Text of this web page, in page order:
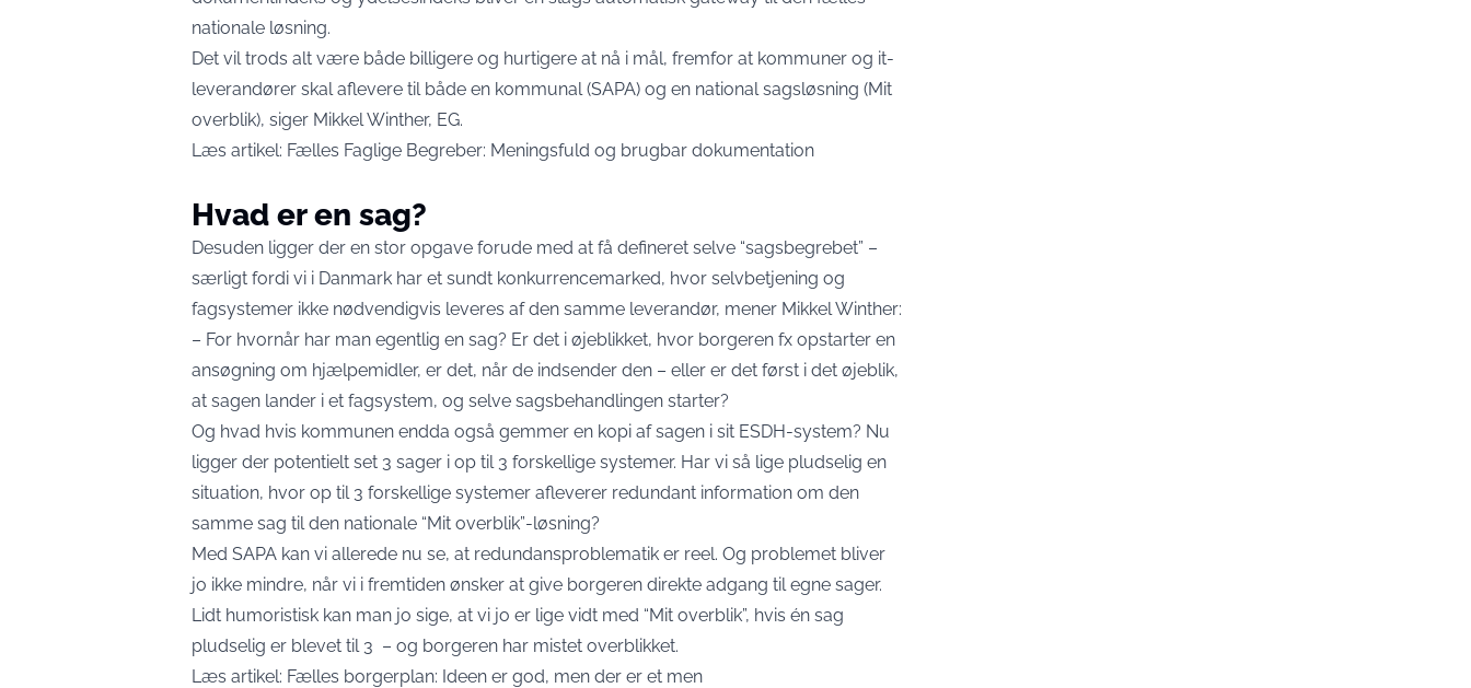
nationale løsning.
Det vil trods alt være både billigere og hurtigere at nå i mål, fremfor at kommuner og it-
leverandører skal aflevere til både en kommunal (SAPA) og en national sagsløsning (Mit
overblik), siger Mikkel Winther, EG.
Læs artikel: Fælles Faglige Begreber: Meningsfuld og brugbar dokumentation
Hvad er en sag?
Desuden ligger der en stor opgave forude med at få defineret selve “sagsbegrebet” –
særligt fordi vi i Danmark har et sundt konkurrencemarked, hvor selvbetjening og
fagsystemer ikke nødvendigvis leveres af den samme leverandør, mener Mikkel Winther:
– For hvornår har man egentlig en sag? Er det i øjeblikket, hvor borgeren fx opstarter en
ansøgning om hjælpemidler, er det, når de indsender den – eller er det først i det øjeblik,
at sagen lander i et fagsystem, og selve sagsbehandlingen starter?
Og hvad hvis kommunen endda også gemmer en kopi af sagen i sit ESDH-system? Nu
ligger der potentielt set 3 sager i op til 3 forskellige systemer. Har vi så lige pludselig en
situation, hvor op til 3 forskellige systemer afleverer redundant information om den
samme sag til den nationale “Mit overblik”-løsning?
Med SAPA kan vi allerede nu se, at redundansproblematik er reel. Og problemet bliver
jo ikke mindre, når vi i fremtiden ønsker at give borgeren direkte adgang til egne sager.
Lidt humoristisk kan man jo sige, at vi jo er lige vidt med “Mit overblik”, hvis én sag
pludselig er blevet til 3 – og borgeren har mistet overblikket.
Læs artikel: Fælles borgerplan: Ideen er god, men der er et men